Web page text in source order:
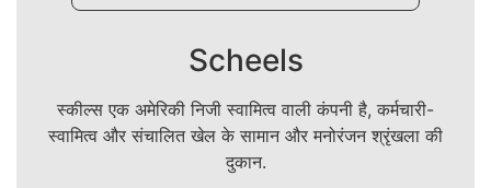
Scheels
स्कील्स एक अमेरिकी निजी स्वामित्व वाली कंपनी है, कर्मचारी-
स्वामित्व और संचालित खेल के सामान और मनोरंजन श्रृंखला की
दुकान.